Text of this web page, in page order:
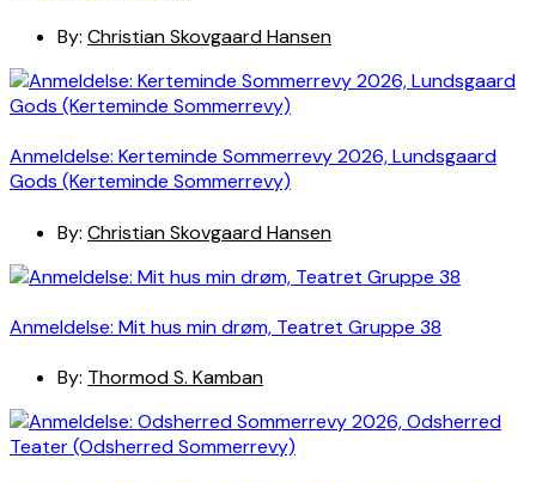
By: Christian Skovgaard Hansen
Anmeldelse: Kerteminde Sommerrevy 2026, Lundsgaard
Gods (Kerteminde Sommerrevy)
By: Christian Skovgaard Hansen
Anmeldelse: Mit hus min drøm, Teatret Gruppe 38
By: Thormod S. Kamban